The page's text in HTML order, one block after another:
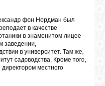
фон Нордман был
в качестве
в знаменитом лицее
заведении,
в университет. Там же,
садоводства. Кроме того,
местного